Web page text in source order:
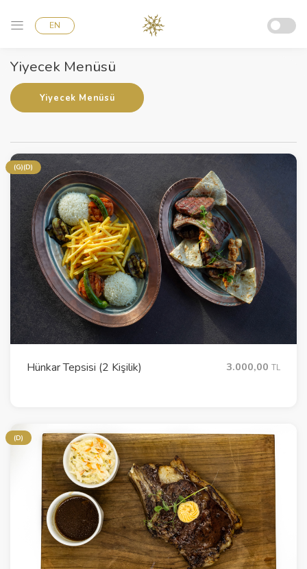
EN
Yiyecek Menüsü
Yiyecek Menüsü
(G)(D)
Hünkar Tepsisi (2 Kişilik) 3.000,00 TL
(D)